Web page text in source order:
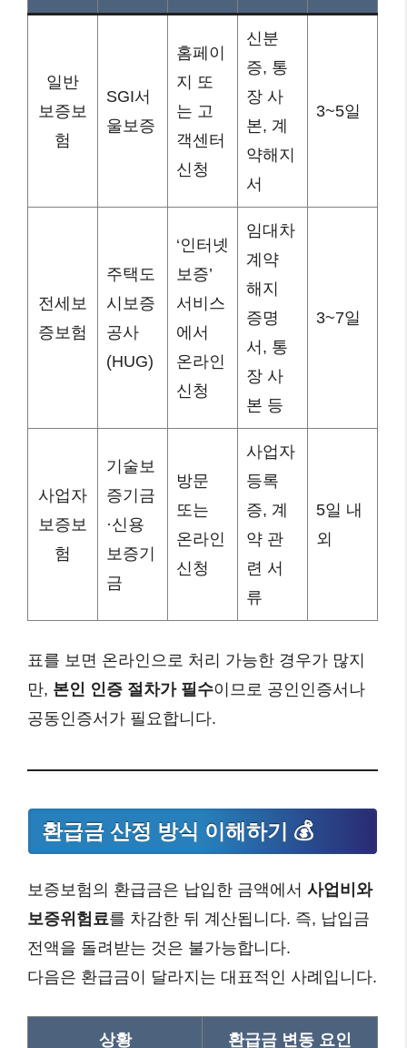
일반
보증보
험
SGI서
울보증
홈페이
지 또
는 고
객센터
신청
신분
증, 통
장 사
본, 계
약해지
서
3~5일
전세보
증보험
주택도
시보증
공사
(HUG)
‘인터넷
보증’
서비스
에서
온라인
신청
임대차
계약
해지
증명
서, 통
장 사
본 등
3~7일
사업자
보증보
험
기술보
증기금
·신용
보증기
금
방문
또는
온라인
신청
사업자
등록
증, 계
약 관
련 서
류
5일 내
외
표를 보면 온라인으로 처리 가능한 경우가 많지
만, 본인 인증 절차가 필수이므로 공인인증서나
공동인증서가 필요합니다.
환급금 산정 방식 이해하기 💰
보증보험의 환급금은 납입한 금액에서 사업비와
보증위험료를 차감한 뒤 계산됩니다. 즉, 납입금
전액을 돌려받는 것은 불가능합니다.
다음은 환급금이 달라지는 대표적인 사례입니다.
상황 환급금 변동 요인